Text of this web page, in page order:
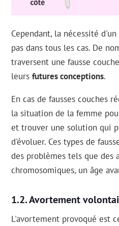
Cependant, la nécessité
pas dans tous les cas. De
traversent une fausse
leursfutures conceptions.
En cas de fausses couches
la situation de la femme
et trouver une solution qui
d'évoluer. Ces types de
des problèmes tels que des
chromosomiques, un âge
Avortement
L'avortement provoqué est